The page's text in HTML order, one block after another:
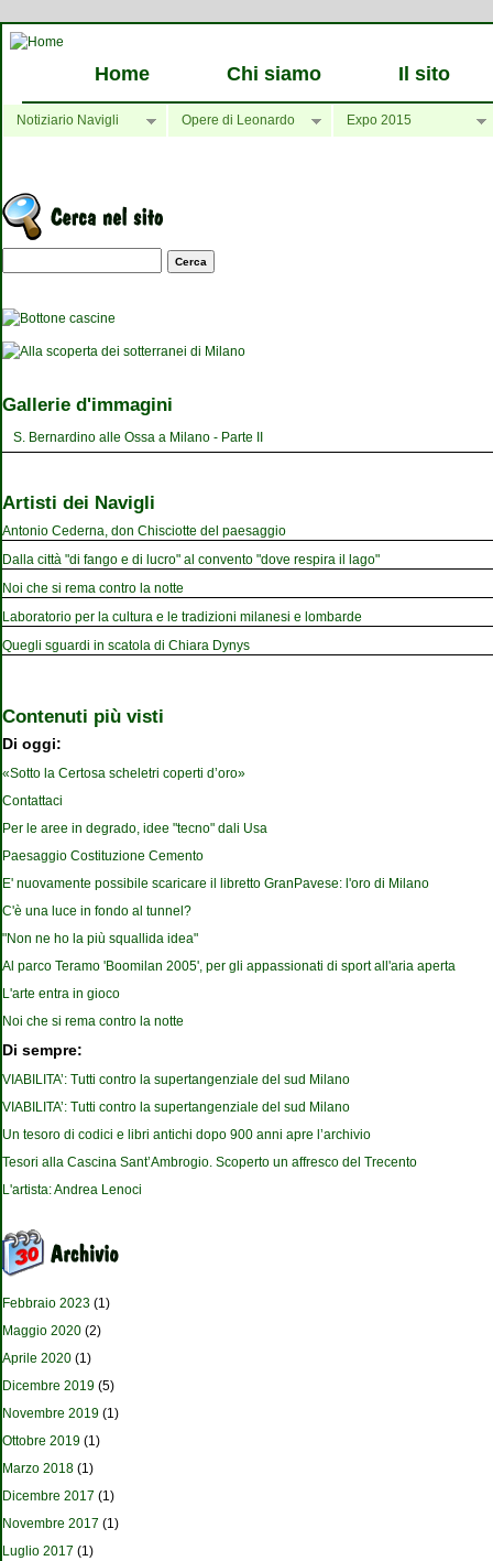
Home Chi siamo Il sito
Notiziario Navigli Opere di Leonardo Expo 2015
Maschera di ricerca
Gallerie d'immagini
S. Bernardino alle Ossa a Milano - Parte II
Artisti dei Navigli
Antonio Cederna, don Chisciotte del paesaggio
Dalla città "di fango e di lucro" al convento "dove respira il lago"
Noi che si rema contro la notte
Laboratorio per la cultura e le tradizioni milanesi e lombarde
Quegli sguardi in scatola di Chiara Dynys
Contenuti più visti
Di oggi:
«Sotto la Certosa scheletri coperti d’oro»
Contattaci
Per le aree in degrado, idee "tecno" dali Usa
Paesaggio Costituzione Cemento
E' nuovamente possibile scaricare il libretto GranPavese: l'oro di Milano
C'è una luce in fondo al tunnel?
"Non ne ho la più squallida idea"
Al parco Teramo 'Boomilan 2005', per gli appassionati di sport all'aria aperta
L'arte entra in gioco
Noi che si rema contro la notte
Di sempre:
VIABILITA’: Tutti contro la supertangenziale del sud Milano
VIABILITA’: Tutti contro la supertangenziale del sud Milano
Un tesoro di codici e libri antichi dopo 900 anni apre l’archivio
Tesori alla Cascina Sant’Ambrogio. Scoperto un affresco del Trecento
L'artista: Andrea Lenoci
Febbraio 2023 (1)
Maggio 2020 (2)
Aprile 2020 (1)
Dicembre 2019 (5)
Novembre 2019 (1)
Ottobre 2019 (1)
Marzo 2018 (1)
Dicembre 2017 (1)
Novembre 2017 (1)
Luglio 2017 (1)